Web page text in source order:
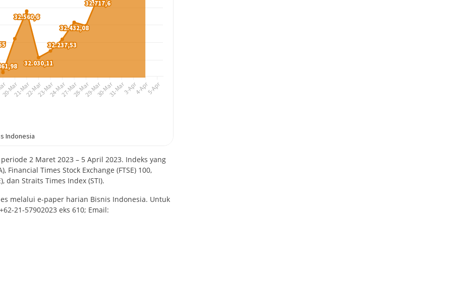
2 Maret 2023 – 5 April 2023. Indeks yang
Times Stock Exchange (FTSE) 100,
dan Straits Times Index (STI).
melalui e-paper harian Bisnis Indonesia. Untuk
21-57902023 eks 610; Email: